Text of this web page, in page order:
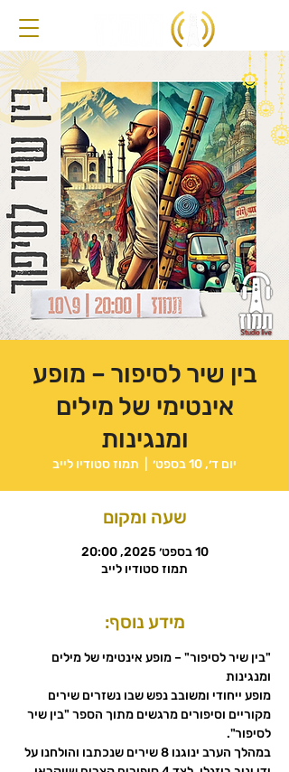
בין שיר לסיפור – מופע
אינטימי של מילים
ומנגינות
יום ד׳, 10 בספט׳ תמוז סטודיו לייב
שעה ומקום
10 בספט׳ 2025, 20:00
תמוז סטודיו לייב
מידע נוסף:
"בין שיר לסיפור" – מופע אינטימי של מילים
ומנגינות
מופע ייחודי ומשובב נפש שבו נשזרים שירים
מקוריים וסיפורים מרגשים מתוך הספר "בין שיר
לסיפור".
במהלך הערב ינוגנו 8 שירים שנכתבו והולחנו על